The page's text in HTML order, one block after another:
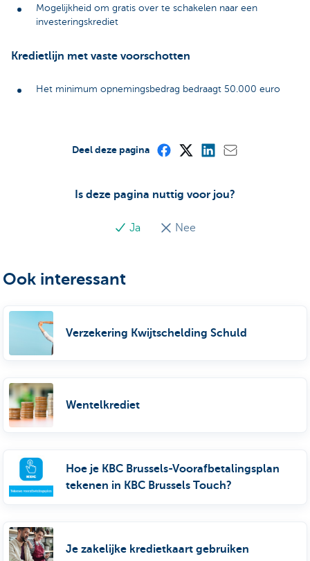
Mogelijkheid om gratis over te schakelen naar een
investeringskrediet
Kredietlijn met vaste voorschotten
Het minimum opnemingsbedrag bedraagt 50.000 euro
Is deze pagina nuttig voor jou?
Ja Nee
Deel deze pagina
Ook interessant
Verzekering Kwijtschelding Schuld
Wentelkrediet
Hoe je KBC Brussels-Voorafbetalingsplan
tekenen in KBC Brussels Touch?
Je zakelijke kredietkaart gebruiken